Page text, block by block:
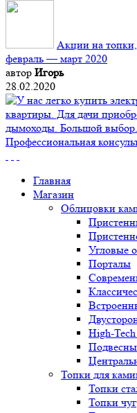
Акции на
февраль — март 2020
автор Игорь
28.02.2020
Главная
Магазин
Облицовки
Угловые
Порталы
High-
Топки для
Топки
Топки